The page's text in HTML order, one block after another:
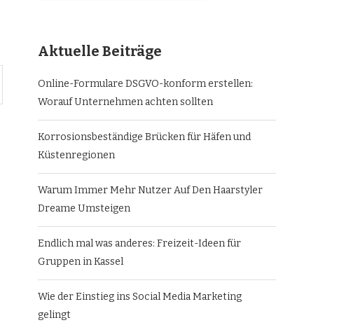
Aktuelle Beiträge
Online-Formulare DSGVO-konform erstellen:
Worauf Unternehmen achten sollten
Korrosionsbeständige Brücken für Häfen und
Küstenregionen
Warum Immer Mehr Nutzer Auf Den Haarstyler
Dreame Umsteigen
Endlich mal was anderes: Freizeit-Ideen für
Gruppen in Kassel
Wie der Einstieg ins Social Media Marketing
gelingt